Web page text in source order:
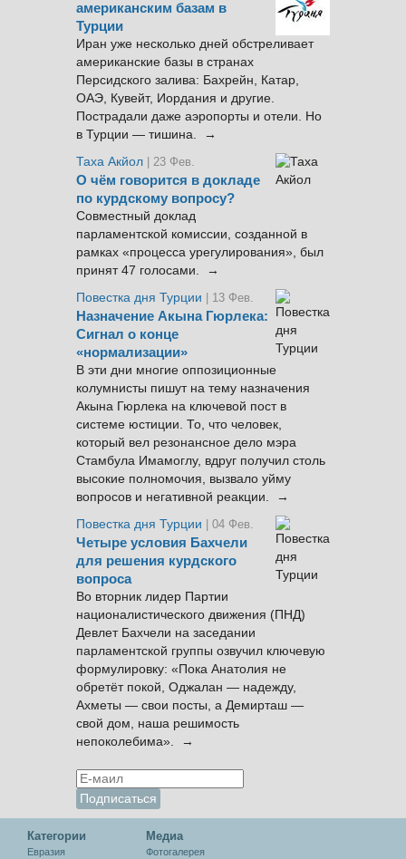
американским базам в
Турции
Иран уже несколько дней обстреливает
американские базы в странах
Персидского залива: Бахрейн, Катар,
ОАЭ, Кувейт, Иордания и другие.
Пострадали даже аэропорты и отели. Но
в Турции — тишина. →
Таха Акйол | 23 Фев.
О чём говорится в докладе
по курдскому вопросу?
Совместный доклад
парламентской комиссии, созданной в
рамках «процесса урегулирования», был
принят 47 голосами. →
Повестка дня Турции
| 13 Фев.
Назначение Акына Гюрлека:
Сигнал о конце
«нормализации»
В эти дни многие оппозиционные
колумнисты пишут на тему назначения
Акына Гюрлека на ключевой пост в
системе юстиции. То, что человек,
который вел резонансное дело мэра
Стамбула Имамоглу, вдруг получил столь
высокие полномочия, вызвало уйму
вопросов и негативной реакции. →
Повестка дня Турции
| 04 Фев.
Четыре условия Бахчели
для решения курдского
вопроса
Во вторник лидер Партии
националистического движения (ПНД)
Девлет Бахчели на заседании
парламентской группы озвучил ключевую
формулировку: «Пока Анатолия не
обретёт покой, Оджалан — надежду,
Ахметы — свои посты, а Демирташ —
свой дом, наша решимость
непоколебима». →
Категории
Евразия
Медиа
Фотогалерея